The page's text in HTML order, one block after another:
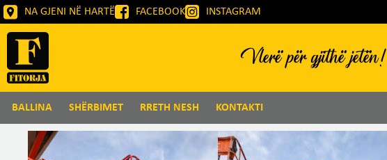
NA GJENI NË HARTË FACEBOOK INSTAGRAM
Vlerë për gjithë jetën!
BALLINA SHËRBIMET RRETH NESH KONTAKTI